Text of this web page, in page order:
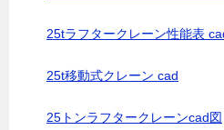
25tラフタークレーン性能表
25t移動式クレーン cad
25トンラフタークレーンcad図